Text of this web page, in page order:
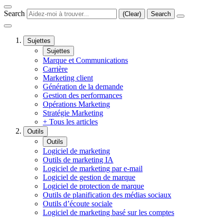
Search (Clear) Search
Sujettes
Sujettes
Marque et Communications
Carrière
Marketing client
Génération de la demande
Gestion des performances
Opérations Marketing
Stratégie Marketing
+ Tous les articles
Outils
Outils
Logiciel de marketing
Outils de marketing IA
Logiciel de marketing par e-mail
Logiciel de gestion de marque
Logiciel de protection de marque
Outils de planification des médias sociaux
Outils d’écoute sociale
Logiciel de marketing basé sur les comptes